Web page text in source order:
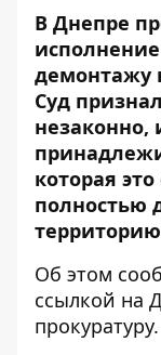
В Днепре
демонтажу
Суд
незаконно,
которая
полностью
Об этом
ссылкой на
прокуратуру.